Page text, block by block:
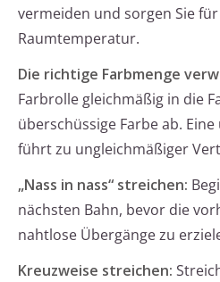
vermeiden und sorgen Sie
Raumtemperatur.
Die richtige Farbmenge
Farbrolle gleichmäßig in die
überschüssige Farbe ab.
führt zu ungleichmäßiger
„Nass in nass“ streichen:
nächsten Bahn, bevor die
nahtlose Übergänge zu
Kreuzweise streichen: